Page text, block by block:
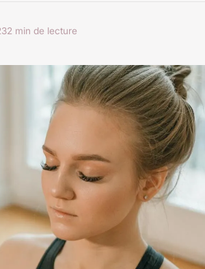
2 min de lecture